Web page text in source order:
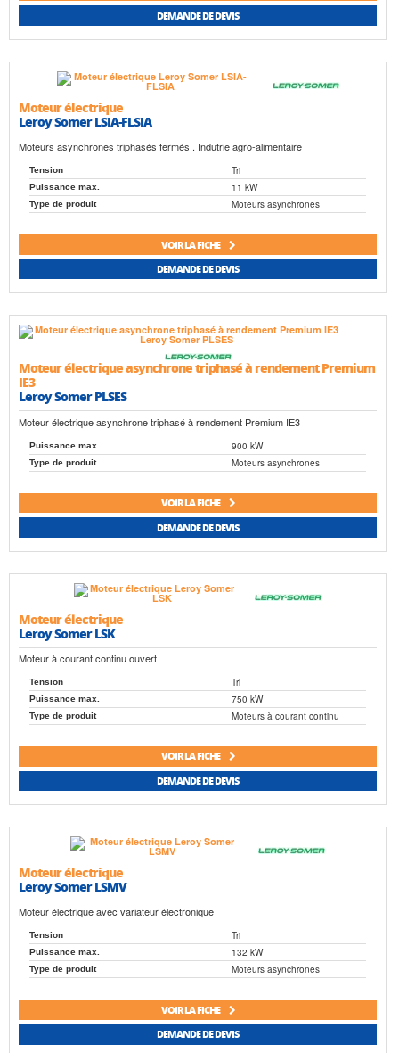
DEMANDE DE DEVIS
Moteur électrique
Leroy Somer LSIA-FLSIA
Moteurs asynchrones triphasés fermés . Indutrie agro-alimentaire
Tension Tri
Puissance max. 11 kW
Type de produit Moteurs asynchrones
VOIR LA FICHE
DEMANDE DE DEVIS
Moteur électrique asynchrone triphasé à rendement Premium
IE3
Leroy Somer PLSES
Moteur électrique asynchrone triphasé à rendement Premium IE3
Puissance max. 900 kW
Type de produit Moteurs asynchrones
VOIR LA FICHE
DEMANDE DE DEVIS
Moteur électrique
Leroy Somer LSK
Moteur à courant continu ouvert
Tension Tri
Puissance max. 750 kW
Type de produit Moteurs à courant continu
VOIR LA FICHE
DEMANDE DE DEVIS
Moteur électrique
Leroy Somer LSMV
Moteur électrique avec variateur électronique
Tension Tri
Puissance max. 132 kW
Type de produit Moteurs asynchrones
VOIR LA FICHE
DEMANDE DE DEVIS